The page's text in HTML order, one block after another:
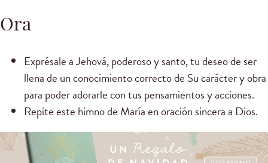
Ora
Exprésale a Jehová, poderoso y santo, tu deseo de ser
llena de un conocimiento correcto de Su carácter y obra
para poder adorarle con tus pensamientos y acciones.
Repite este himno de María en oración sincera a Dios.